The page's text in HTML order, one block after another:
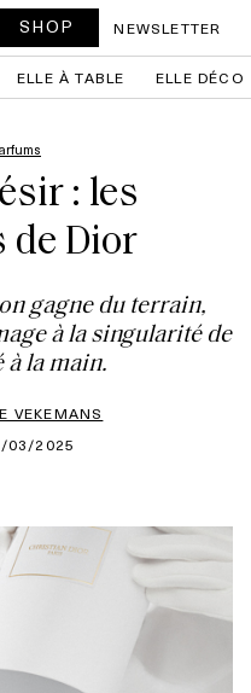
SHOP NEWSLETTER
ELLE À TABLE ELLE DÉCO
: les
de Dior
gagne du terrain,
à la singularité de
à la main.
VEKEMANS
03/2025